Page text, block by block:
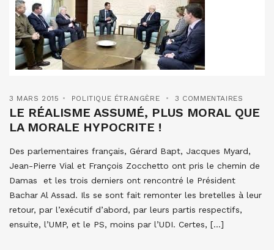
3 MARS 2015 POLITIQUE ÉTRANGÈRE 3 COMMENTAIRES
LE RÉALISME ASSUMÉ, PLUS MORAL QUE
LA MORALE HYPOCRITE !
Des parlementaires français, Gérard Bapt, Jacques Myard,
Jean-Pierre Vial et François Zocchetto ont pris le chemin de
Damas et les trois derniers ont rencontré le Président
Bachar Al Assad. Ils se sont fait remonter les bretelles à leur
retour, par l’exécutif d’abord, par leurs partis respectifs,
ensuite, l’UMP, et le PS, moins par l’UDI. Certes, […]